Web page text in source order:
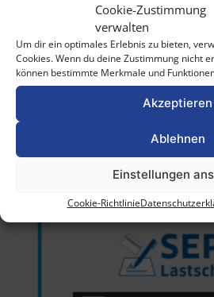
Cookie-Zustimmung
verwalten
Um dir ein optimales Erlebnis zu bieten,
Cookies. Wenn du deine Zustimmung nicht
können bestimmte Merkmale und
Akzeptieren
Ablehnen
Einstellungen
Cookie-Richtlinie
Vertrag widerrufen
Zahlungsmethoden